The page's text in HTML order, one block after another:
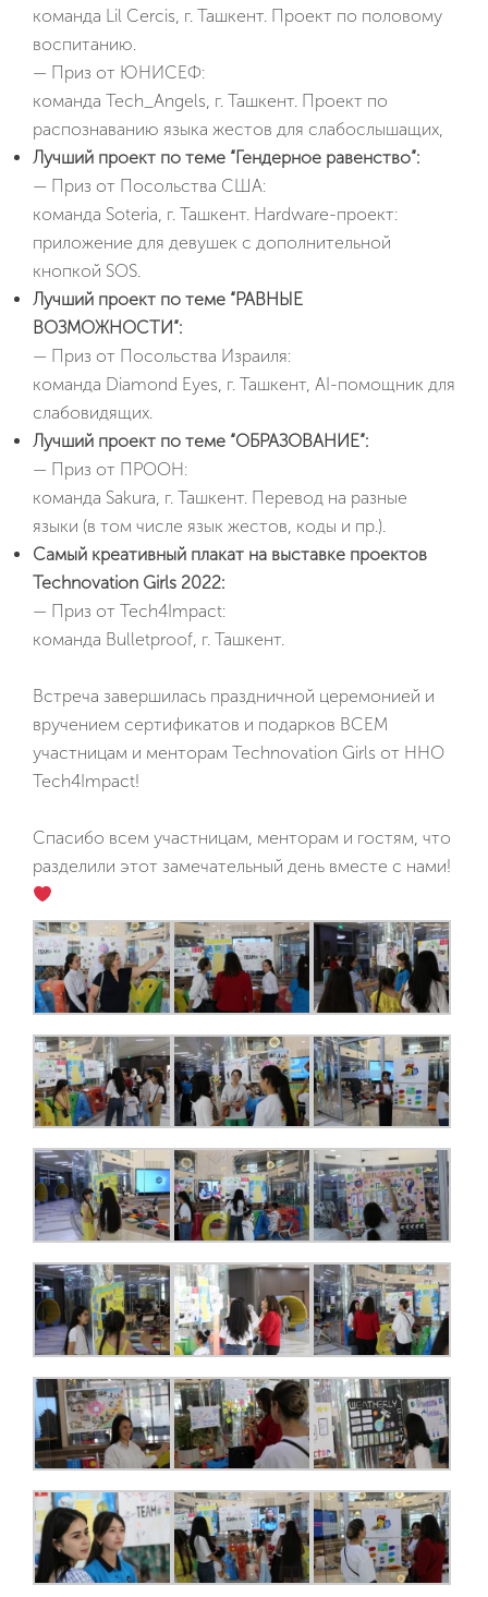
Мы
Программы
ИТ-продукты
Мероприятия
Новости
Видео
Партнеры
Контакты
Вакансии
ru
en
команда Lil Cercis, г. Ташкент. Проект по половому
воспитанию.
— Приз от ЮНИСЕФ:
команда Tech_Angels, г. Ташкент. Проект по
распознаванию языка жестов для слабослышащих,
Лучший проект по теме “Гендерное равенство”:
— Приз от Посольства США:
команда Soteria, г. Ташкент. Hardware-проект:
приложение для девушек с дополнительной
кнопкой SOS.
Лучший проект по теме “РАВНЫЕ
ВОЗМОЖНОСТИ”:
— Приз от Посольства Израиля:
команда Diamond Eyes, г. Ташкент, AI-помощник для
слабовидящих.
Лучший проект по теме “ОБРАЗОВАНИЕ”:
— Приз от ПРООН:
команда Sakura, г. Ташкент. Перевод на разные
языки (в том числе язык жестов, коды и пр.).
Самый креативный плакат на выставке проектов
Technovation Girls 2022:
— Приз от Tech4Impact:
команда Bulletproof, г. Ташкент.
Встреча завершилась праздничной церемонией и
вручением сертификатов и подарков ВСЕМ
участницам и менторам Technovation Girls от ННО
Tech4Impact!
Спасибо всем участницам, менторам и гостям, что
разделили этот замечательный день вместе с нами!